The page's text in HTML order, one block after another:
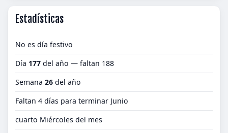
Estadísticas
No es día festivo
Día 177 del año — faltan 188
Semana 26 del año
Faltan 4 días para terminar Junio
cuarto Miércoles del mes